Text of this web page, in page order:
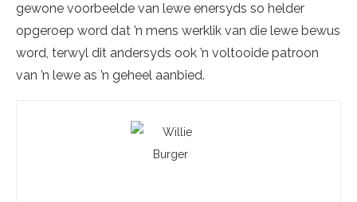
gewone voorbeelde van lewe enersyds so helder
opgeroep word dat ’n mens werklik van die lewe bewus
word, terwyl dit andersyds ook ’n voltooide patroon
van ’n lewe as ’n geheel aanbied.